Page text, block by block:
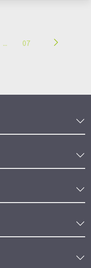
... 07